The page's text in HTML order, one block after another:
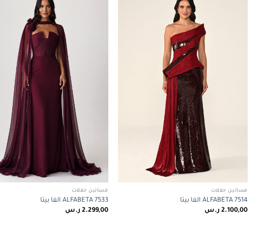
فساتين حفلات
ALFABETA 7514 الفا بيتا
2.100,00 ر.س
فساتين حفلات
ALFABETA 7533 الفا بيتا
2.299,00 ر.س